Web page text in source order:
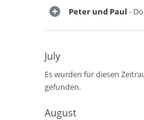
Peter und Paul -
July
Es wurden für diesen
gefunden.
August